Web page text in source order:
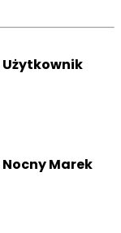
Użytkownik
Nocny Marek